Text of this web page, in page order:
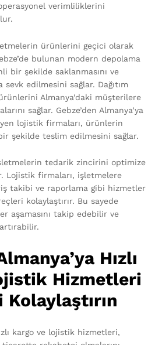
verimliliklerini
ürünlerini geçici olarak
bulunan modern depolama
bir şekilde saklanmasını ve
sevk edilmesini sağlar. Dağıtım
Almanya’daki müşterilere
sağlar. Gebze’den Almanya’ya
lojistik firmaları, ürünlerin
şekilde teslim edilmesini sağlar.
tedarik zincirini optimize
Lojistik firmaları, işletmelere
takibi ve raporlama gibi hizmetler
kolaylaştırır. Bu sayede
aşamasını takip edebilir ve
Hızlı
Hizmetleri
kargo ve lojistik hizmetleri,